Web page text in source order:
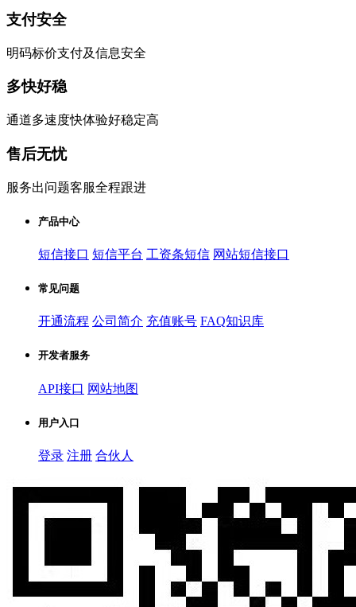
支付安全
明码标价支付及信息安全
多快好稳
通道多速度快体验好稳定高
售后无忧
服务出问题客服全程跟进
产品中心
短信接口 短信平台 工资条短信 网站短信接口
常见问题
开通流程 公司简介 充值账号 FAQ知识库
开发者服务
API接口 网站地图
用户入口
登录 注册 合伙人